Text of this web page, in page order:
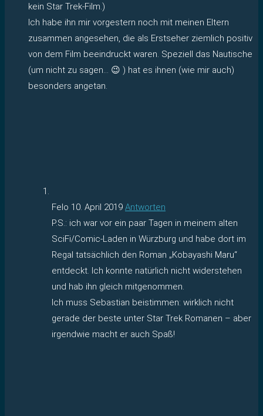
kein Star Trek-Film.)
Ich habe ihn mir vorgestern noch mit meinen Eltern
zusammen angesehen, die als Erstseher ziemlich positiv
von dem Film beeindruckt waren. Speziell das Nautische
(um nicht zu sagen… 😉 ) hat es ihnen (wie mir auch)
besonders angetan.
Felo 10. April 2019 Antworten
P.S.: ich war vor ein paar Tagen in meinem alten
SciFi/Comic-Laden in Würzburg und habe dort im
Regal tatsächlich den Roman „Kobayashi Maru“
entdeckt. Ich konnte natürlich nicht widerstehen
und hab ihn gleich mitgenommen.
Ich muss Sebastian beistimmen: wirklich nicht
gerade der beste unter Star Trek Romanen – aber
irgendwie macht er auch Spaß!